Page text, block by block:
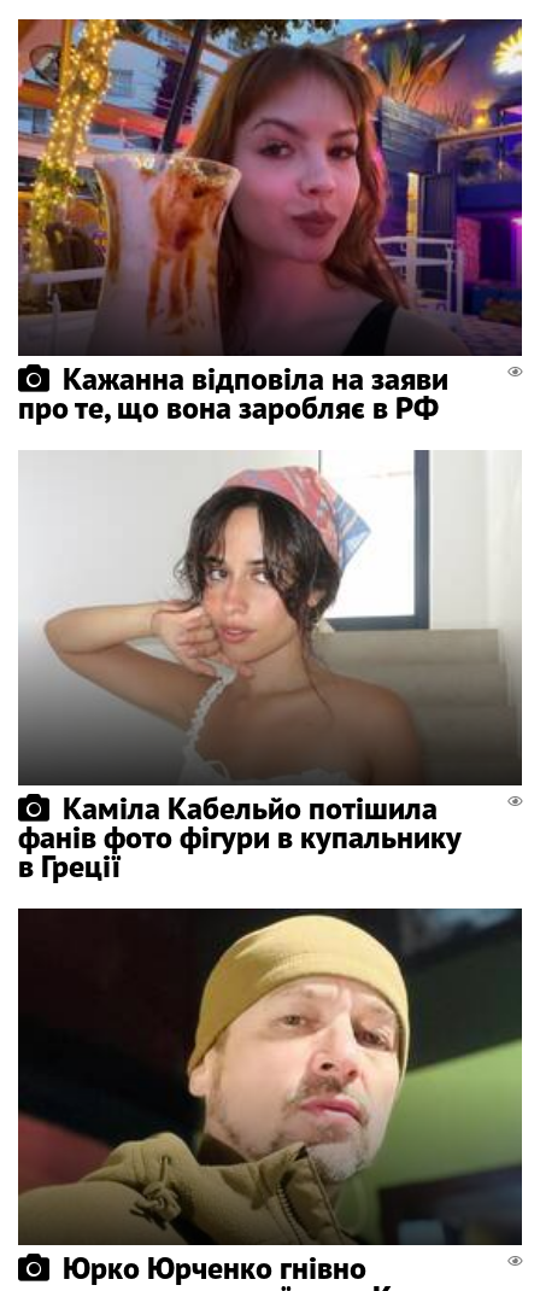
Кажанна відповіла на заяви
про те, що вона заробляє в РФ
Каміла Кабельйо потішила
фанів фото фігури в купальнику
в Греції
Юрко Юрченко гнівно